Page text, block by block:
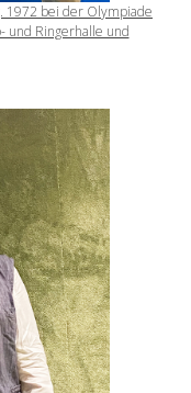
1972 bei der Olympiade
und Ringerhalle und